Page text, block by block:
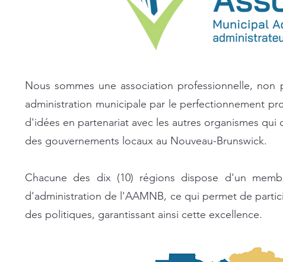
Nous sommes une association professionnelle,
administration municipale par le perfectionnement
d'idées en partenariat avec les autres organismes
des gouvernements locaux au Nouveau-Brunswick.
Chacune des dix (10) régions dispose d'un
d'administration de l'AAMNB, ce qui permet de
des politiques, garantissant ainsi cette excellence.